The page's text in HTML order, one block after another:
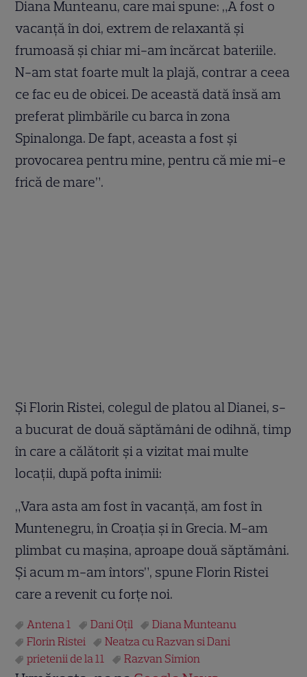
Diana Munteanu, care mai spune: „A fost o
vacanță în doi, extrem de relaxantă și
frumoasă și chiar mi-am încărcat bateriile.
N-am stat foarte mult la plajă, contrar a ceea
ce fac eu de obicei. De această dată însă am
preferat plimbările cu barca în zona
Spinalonga. De fapt, aceasta a fost și
provocarea pentru mine, pentru că mie mi-e
frică de mare”.
Și Florin Ristei, colegul de platou al Dianei, s-
a bucurat de două săptămâni de odihnă, timp
în care a călătorit și a vizitat mai multe
locații, după pofta inimii:
„Vara asta am fost în vacanță, am fost în
Muntenegru, în Croația și în Grecia. M-am
plimbat cu mașina, aproape două săptămâni.
Și acum m-am întors”, spune Florin Ristei
care a revenit cu forțe noi.
Antena 1 Dani Oțil
Diana Munteanu
Florin Ristei
Neatza cu Razvan si Dani
prietenii de la 11
Razvan Simion